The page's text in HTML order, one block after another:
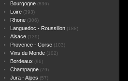
Bourgogne(836)
Loire(393)
Rhone(306)
Languedoc - Roussillon(188)
Alsace(139)
Provence - Corse(103)
Vins du Monde(102)
Bordeaux (96)
Champagne(79)
Jura - Alpes (57)